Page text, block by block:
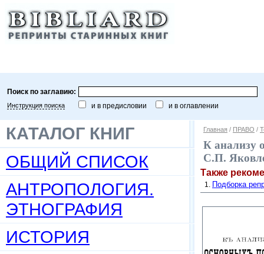
Поиск по заглавию:
Инструкция поиска и в предисловии и в оглавлении
КАТАЛОГ КНИГ
ОБЩИЙ СПИСОК
АНТРОПОЛОГИЯ.
ЭТНОГРАФИЯ
ИСТОРИЯ
Главная / ПРАВО /
К анализу
С.П.
Также
Подборка